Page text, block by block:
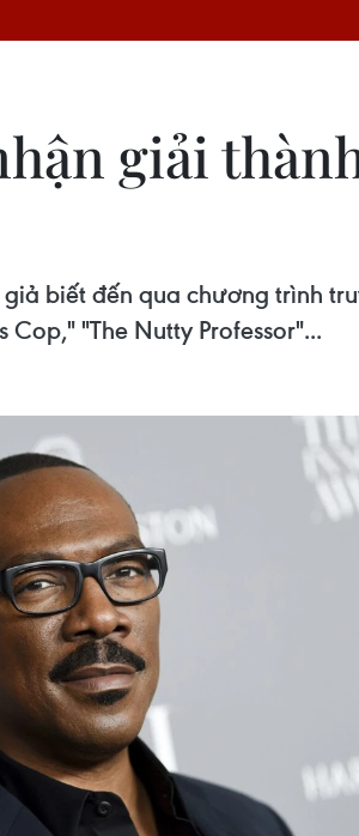
giải
biết đến qua chương trình
"The Nutty Professor"...